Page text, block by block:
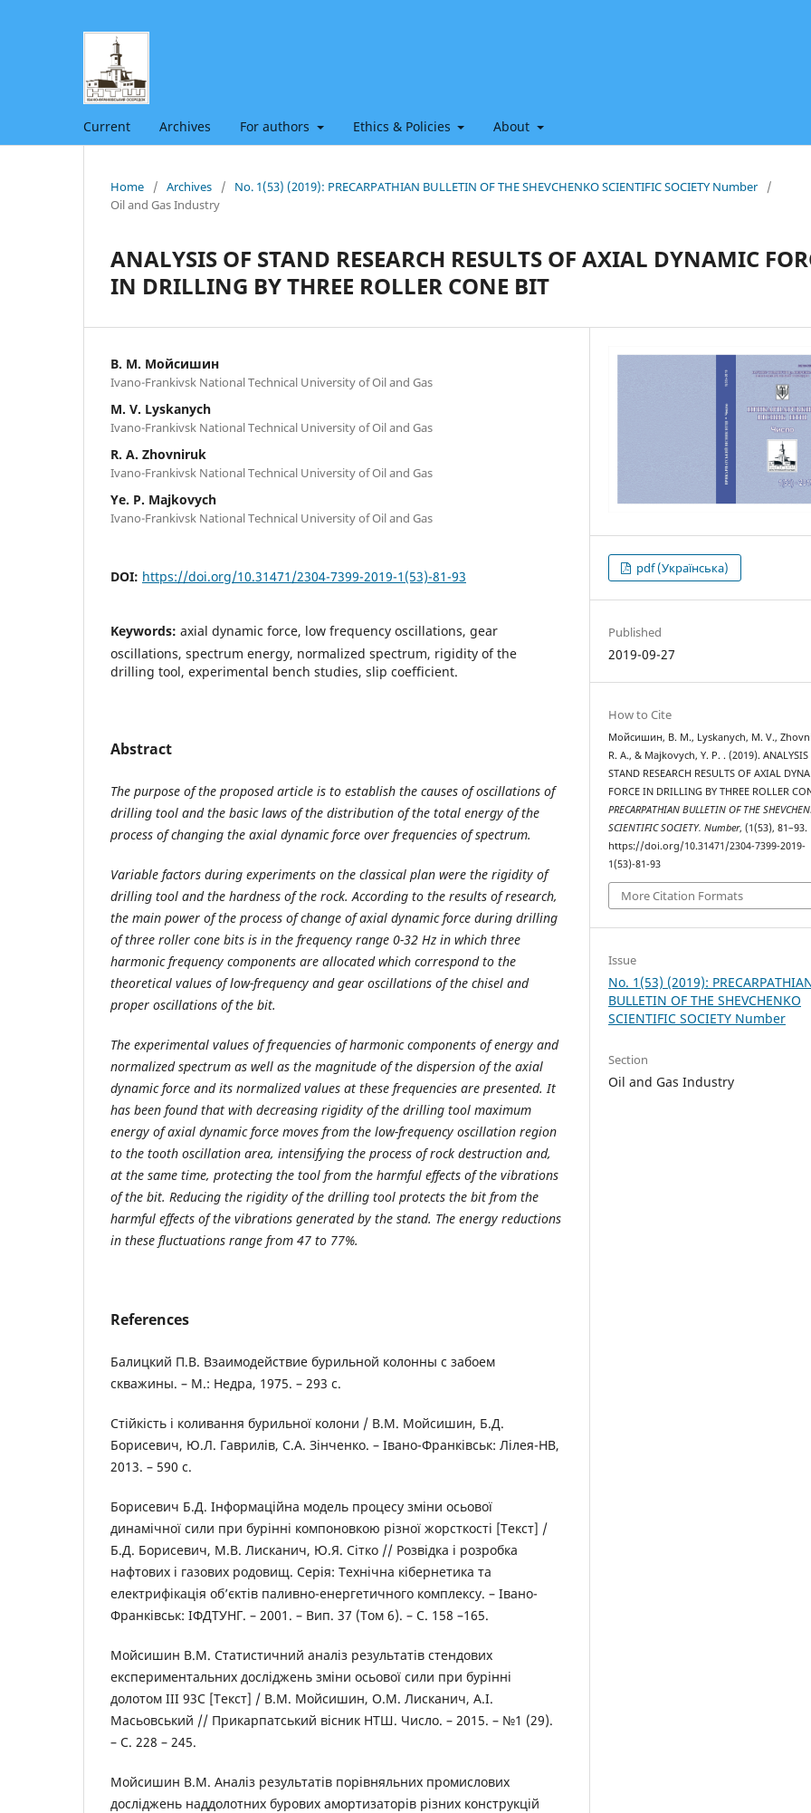
Current Archives For authors Ethics & Policies About
Home / Archives / No. 1(53) (2019): PRECARPATHIAN BULLETIN OF THE SHEVCHENKO SCIENTIFIC SOCIETY Number
/
Oil and Gas Industry
ANALYSIS OF STAND RESEARCH RESULTS OF AXIAL DYNAMIC
IN DRILLING BY THREE ROLLER CONE BIT
В. М. Мойсишин
Ivano-Frankivsk National Technical University of Oil and Gas
M. V. Lyskanych
Ivano-Frankivsk National Technical University of Oil and Gas
R. A. Zhovniruk
Ivano-Frankivsk National Technical University of Oil and Gas
Ye. P. Majkovych
Ivano-Frankivsk National Technical University of Oil and Gas
DOI: https://doi.org/10.31471/2304-7399-2019-1(53)-81-93
Keywords: axial dynamic force, low frequency oscillations, gear
oscillations, spectrum energy, normalized spectrum, rigidity of the
drilling tool, experimental bench studies, slip coefficient.
Abstract
The purpose of the proposed article is to establish the causes of oscillations of
drilling tool and the basic laws of the distribution of the total energy of the
process of changing the axial dynamic force over frequencies of spectrum.
Variable factors during experiments on the classical plan were the rigidity of
drilling tool and the hardness of the rock. According to the results of research,
the main power of the process of change of axial dynamic force during drilling
of three roller cone bits is in the frequency range 0-32 Hz in which three
harmonic frequency components are allocated which correspond to the
theoretical values of low-frequency and gear oscillations of the chisel and
proper oscillations of the bit.
The experimental values of frequencies of harmonic components of energy and
normalized spectrum as well as the magnitude of the dispersion of the axial
dynamic force and its normalized values at these frequencies are presented. It
has been found that with decreasing rigidity of the drilling tool maximum
energy of axial dynamic force moves from the low-frequency oscillation region
to the tooth oscillation area, intensifying the process of rock destruction and,
at the same time, protecting the tool from the harmful effects of the vibrations
of the bit. Reducing the rigidity of the drilling tool protects the bit from the
harmful effects of the vibrations generated by the stand. The energy reductions
in these fluctuations range from 47 to 77%.
References
Балицкий П.В. Взаимодействие бурильной колонны с забоем
скважины. – М.: Недра, 1975. – 293 с.
Стійкість і коливання бурильної колони / В.М. Мойсишин, Б.Д.
Борисевич, Ю.Л. Гаврилів, С.А. Зінченко. – Івано-Франківськ: Лілея-НВ,
2013. – 590 с.
Борисевич Б.Д. Інформаційна модель процесу зміни осьової
динамічної сили при бурінні компоновкою різної жорсткості [Текст] /
Б.Д. Борисевич, М.В. Лисканич, Ю.Я. Сітко // Розвідка і розробка
нафтових і газових родовищ. Серія: Технічна кібернетика та
електрифікація об’єктів паливно-енергетичного комплексу. – Івано-
Франківськ: ІФДТУНГ. – 2001. – Вип. 37 (Том 6). – С. 158 –165.
Мойсишин В.М. Статистичний аналіз результатів стендових
експериментальних досліджень зміни осьової сили при бурінні
долотом ІІІ 93С [Текст] / В.М. Мойсишин, О.М. Лисканич, А.І.
Масьовський // Прикарпатський вісник НТШ. Число. – 2015. – №1 (29).
– С. 228 – 245.
Мойсишин В.М. Аналіз результатів порівняльних промислових
досліджень наддолотних бурових амортизаторів різних конструкцій
pdf (Українська)
Published
2019-09-27
How to Cite
Мойсишин, В. М., Lyskanych, M. V.,
R. A., & Majkovych, Y. P. . (2019). ANALYSIS
STAND RESEARCH RESULTS OF AXIAL
FORCE IN DRILLING BY THREE ROLLER
PRECARPATHIAN BULLETIN OF THE
SCIENTIFIC SOCIETY. Number, (1(53), 81–93.
https://doi.org/10.31471/2304-7399-2019-
1(53)-81-93
More Citation Formats
Issue
No. 1(53) (2019):
BULLETIN OF THE SHEVCHENKO
SCIENTIFIC SOCIETY Number
Section
Oil and Gas Industry